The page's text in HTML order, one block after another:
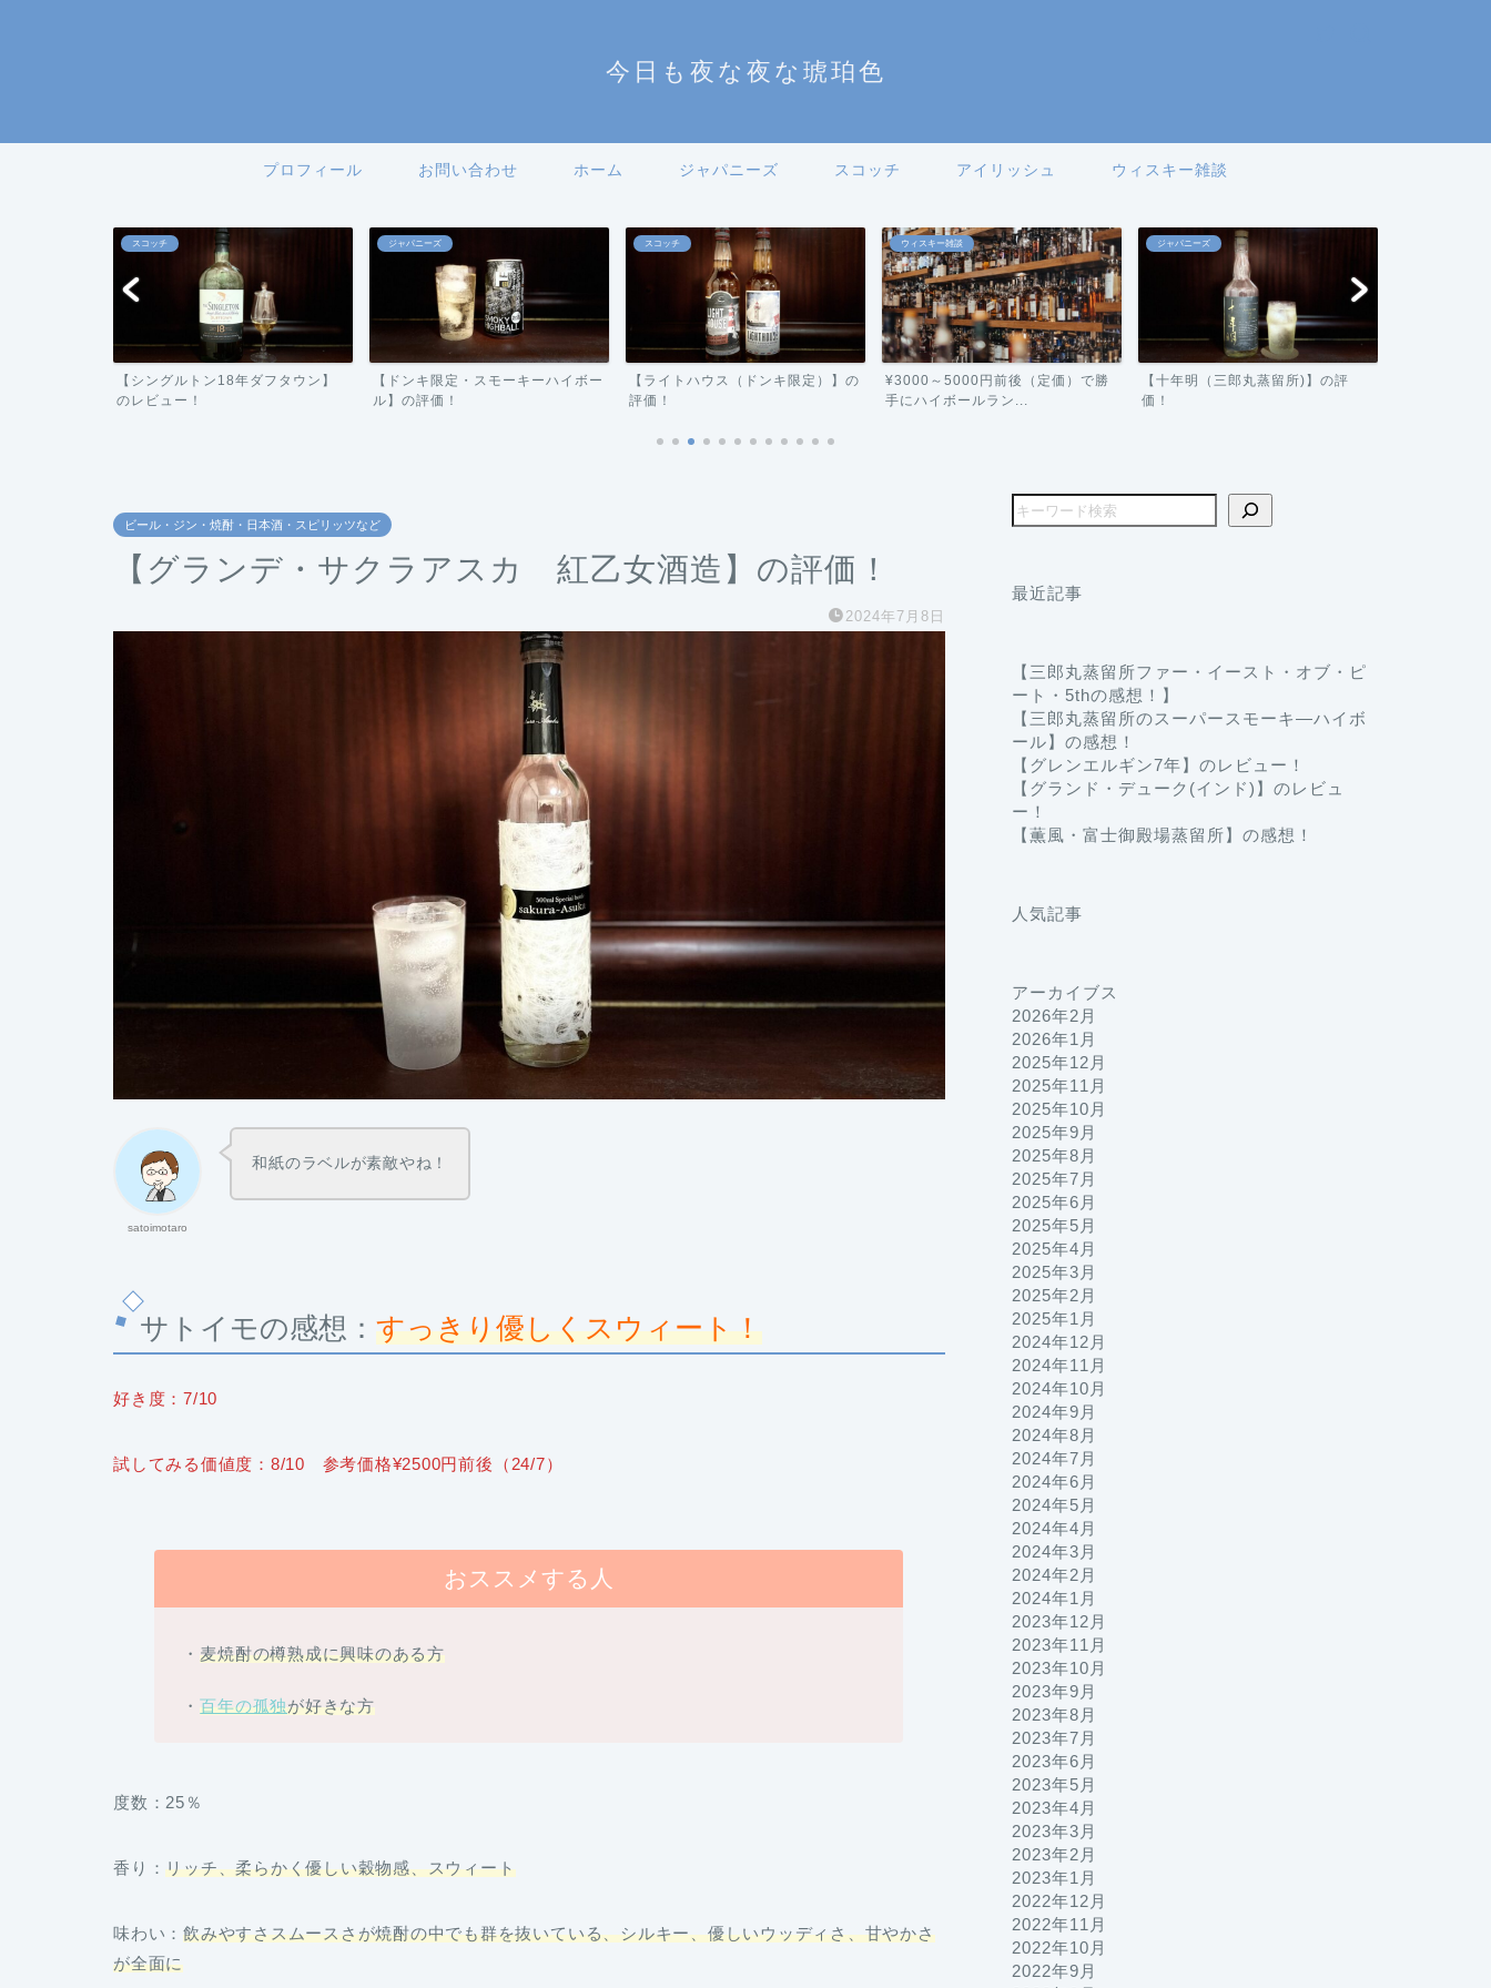
今日も夜な夜な琥珀色
プロフィール お問い合わせ ホーム ジャパニーズ スコッチ アイリッシュ ウィスキー雑談
スコッチ
【シングルトン18年ダフタウン】
のレビュー！
ジャパニーズ
【ドンキ限定・スモーキーハイボー
ル】の評価！
スコッチ
【ライトハウス（ドンキ限定）】の
評価！
ウィスキー雑談
¥3000～5000円前後（定価）で勝
手にハイボールラン...
ジャパニーズ
【十年明（三郎丸蒸留所)】の評
価！
ビール・ジン・焼酎・日本酒・スピリッツなど
【グランデ・サクラアスカ 紅乙女酒造】の評価！
2024年7月8日
satoimotaro
和紙のラベルが素敵やね！
サトイモの感想： すっきり優しくスウィート！
好き度：7/10
試してみる価値度：8/10 参考価格¥2500円前後（24/7）
おススメする人
・ 麦焼酎の樽熟成に興味のある方
・百年の孤独が好きな方
度数：25％
香り ：リッチ、柔らかく優しい穀物感、スウィート
味わい ：飲みやすさスムースさが焼酎の中でも群を抜いている、シルキー、優しいウッディさ、甘やかさ
が全面に
最近記事
【三郎丸蒸留所ファー・イースト・オブ・ピ
ート・5thの感想！】
【三郎丸蒸留所のスーパースモーキ―ハイボ
ール】の感想！
【グレンエルギン7年】のレビュー！
【グランド・デューク(インド)】のレビュ
ー！
【薫風・富士御殿場蒸留所】の感想！
人気記事
アーカイブス
2026年2月
2026年1月
2025年12月
2025年11月
2025年10月
2025年9月
2025年8月
2025年7月
2025年6月
2025年5月
2025年4月
2025年3月
2025年2月
2025年1月
2024年12月
2024年11月
2024年10月
2024年9月
2024年8月
2024年7月
2024年6月
2024年5月
2024年4月
2024年3月
2024年2月
2024年1月
2023年12月
2023年11月
2023年10月
2023年9月
2023年8月
2023年7月
2023年6月
2023年5月
2023年4月
2023年3月
2023年2月
2023年1月
2022年12月
2022年11月
2022年10月
2022年9月